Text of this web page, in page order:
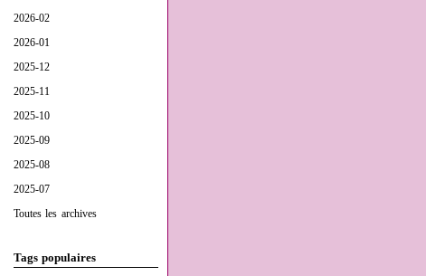
2026-02
2026-01
2025-12
2025-11
2025-10
2025-09
2025-08
2025-07
Toutes les archives
Tags populaires